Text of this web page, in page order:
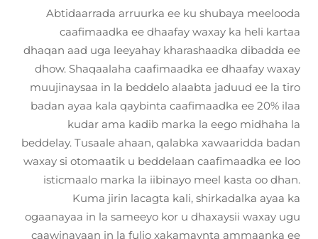
Abtidaarrada arruurka ee ku shubaya meelooda
caafimaadka ee dhaafay waxay ka heli kartaa
dhaqan aad uga leeyahay kharashaadka dibadda ee
dhow. Shaqaalaha caafimaadka ee dhaafay waxay
muujinaysaa in la beddelo alaabta jaduud ee la tiro
badan ayaa kala qaybinta caafimaadka ee 20% ilaa
kudar ama kadib marka la eego midhaha la
beddelay. Tusaale ahaan, qalabka xawaaridda badan
waxay si otomaatik u beddelaan caafimaadka ee loo
isticmaalo marka la iibinayo meel kasta oo dhan.
Kuma jirin lacagta kali, shirkadalka ayaa ka
ogaanayaa in la sameeyo kor u dhaxaysii waxay ugu
caawinayaan in la fulio xakamaynta ammaanka ee